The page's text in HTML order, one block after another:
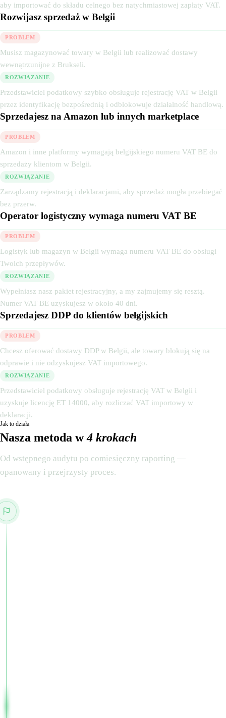
aby importować do składu celnego bez natychmiastowej zapłaty VAT.
Rozwijasz sprzedaż w Belgii
PROBLEM
Musisz magazynować towary w Belgii lub realizować dostawy
wewnątrzunijne z Brukseli.
ROZWIĄZANIE
Przedstawiciel podatkowy szybko obsługuje rejestrację VAT w Belgii
przez identyfikację bezpośrednią i odblokowuje działalność handlową.
Sprzedajesz na Amazon lub innych marketplace
PROBLEM
Amazon i inne platformy wymagają belgijskiego numeru VAT BE do
sprzedaży klientom w Belgii.
ROZWIĄZANIE
Zarządzamy rejestracją i deklaracjami, aby sprzedaż mogła przebiegać
bez przerw.
Operator logistyczny wymaga numeru VAT BE
PROBLEM
Logistyk lub magazyn w Belgii wymaga numeru VAT BE do obsługi
Twoich przepływów.
ROZWIĄZANIE
Wypełniasz nasz pakiet rejestracyjny, a my zajmujemy się resztą.
Numer VAT BE uzyskujesz w około 40 dni.
Sprzedajesz DDP do klientów belgijskich
PROBLEM
Chcesz oferować dostawy DDP w Belgii, ale towary blokują się na
odprawie i nie odzyskujesz VAT importowego.
ROZWIĄZANIE
Przedstawiciel podatkowy obsługuje rejestrację VAT w Belgii i
uzyskuje licencję ET 14000, aby rozliczać VAT importowy w
deklaracji.
Jak to działa
Nasza metoda w4 krokach
Od wstępnego audytu po comiesięczny raporting —
opanowany i przejrzysty proces.